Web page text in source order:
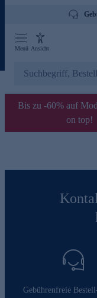
Menü Ansicht
Bis zu -60% auf
on top!
Gebührenfreie